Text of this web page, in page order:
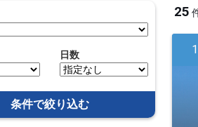
日数
条件で絞り込む
25